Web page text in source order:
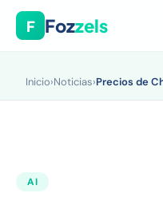
F Fozzels
Inicio›Noticias›Precios de
AI